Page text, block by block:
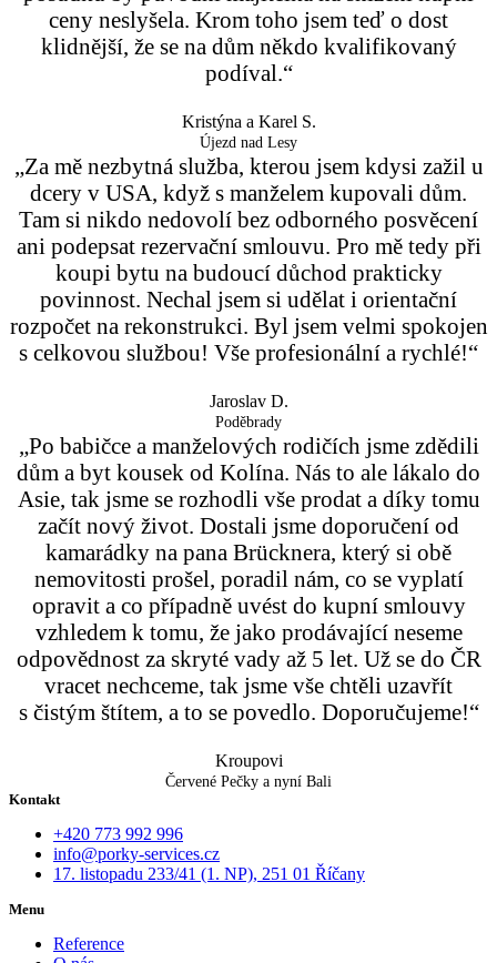
ceny neslyšela. Krom toho jsem teď o dost
klidnější, že se na dům někdo kvalifikovaný
podíval.“
Kristýna a Karel S.
Újezd nad Lesy
„Za mě nezbytná služba, kterou jsem kdysi zažil u
dcery v USA, když s manželem kupovali dům.
Tam si nikdo nedovolí bez odborného posvěcení
ani podepsat rezervační smlouvu. Pro mě tedy při
koupi bytu na budoucí důchod prakticky
povinnost. Nechal jsem si udělat i orientační
rozpočet na rekonstrukci. Byl jsem velmi spokojen
s celkovou službou! Vše profesionální a rychlé!“
Jaroslav D.
Poděbrady
„Po babičce a manželových rodičích jsme zdědili
dům a byt kousek od Kolína. Nás to ale lákalo do
Asie, tak jsme se rozhodli vše prodat a díky tomu
začít nový život. Dostali jsme doporučení od
kamarádky na pana Brücknera, který si obě
nemovitosti prošel, poradil nám, co se vyplatí
opravit a co případně uvést do kupní smlouvy
vzhledem k tomu, že jako prodávající neseme
odpovědnost za skryté vady až 5 let. Už se do ČR
vracet nechceme, tak jsme vše chtěli uzavřít
s čistým štítem, a to se povedlo. Doporučujeme!“
Kroupovi
Červené Pečky a nyní Bali
Kontakt
+420 773 992 996
info@porky-services.cz
17. listopadu 233/41 (1. NP), 251 01 Říčany
Menu
Reference